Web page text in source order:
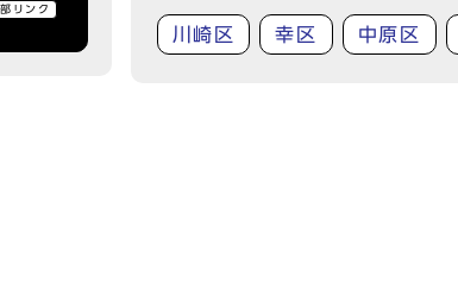
リンク
川崎区 幸区 中原区